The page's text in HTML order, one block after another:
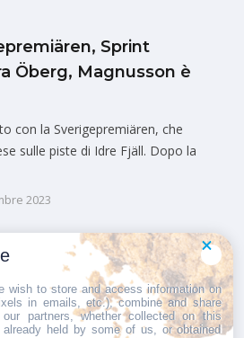
Sprint
Öberg, Magnusson è
con la Sverigepremiären, che
sulle piste di Idre Fjäll. Dopo la
2023
wish to store and access information on
in emails, etc.), combine and share
partners, whether collected on this
held by some of us, or obtained